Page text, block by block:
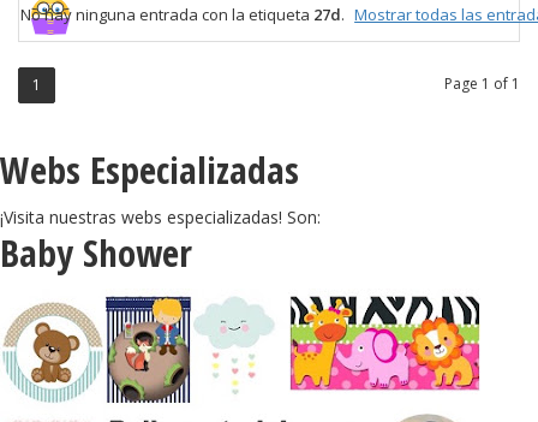
No hay ninguna entrada con la etiqueta 27d. Mostrar todas las
Page 1 of 1
1
Webs Especializadas
¡Visita nuestras webs especializadas! Son:
Baby Shower